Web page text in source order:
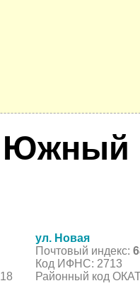
Южный
ул. Новая
Почтовый индекс:
Код ИФНС: 2713
Районный код